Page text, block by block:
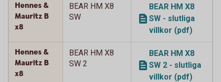
Hennes &
Mauritz B
x8
BEAR HM X8
SW
BEAR HM X8
SW - slutliga
villkor (pdf)
Hennes &
Mauritz B
x8
BEAR HM X8
SW 2
BEAR HM X8
SW 2 - slutliga
villkor (pdf)